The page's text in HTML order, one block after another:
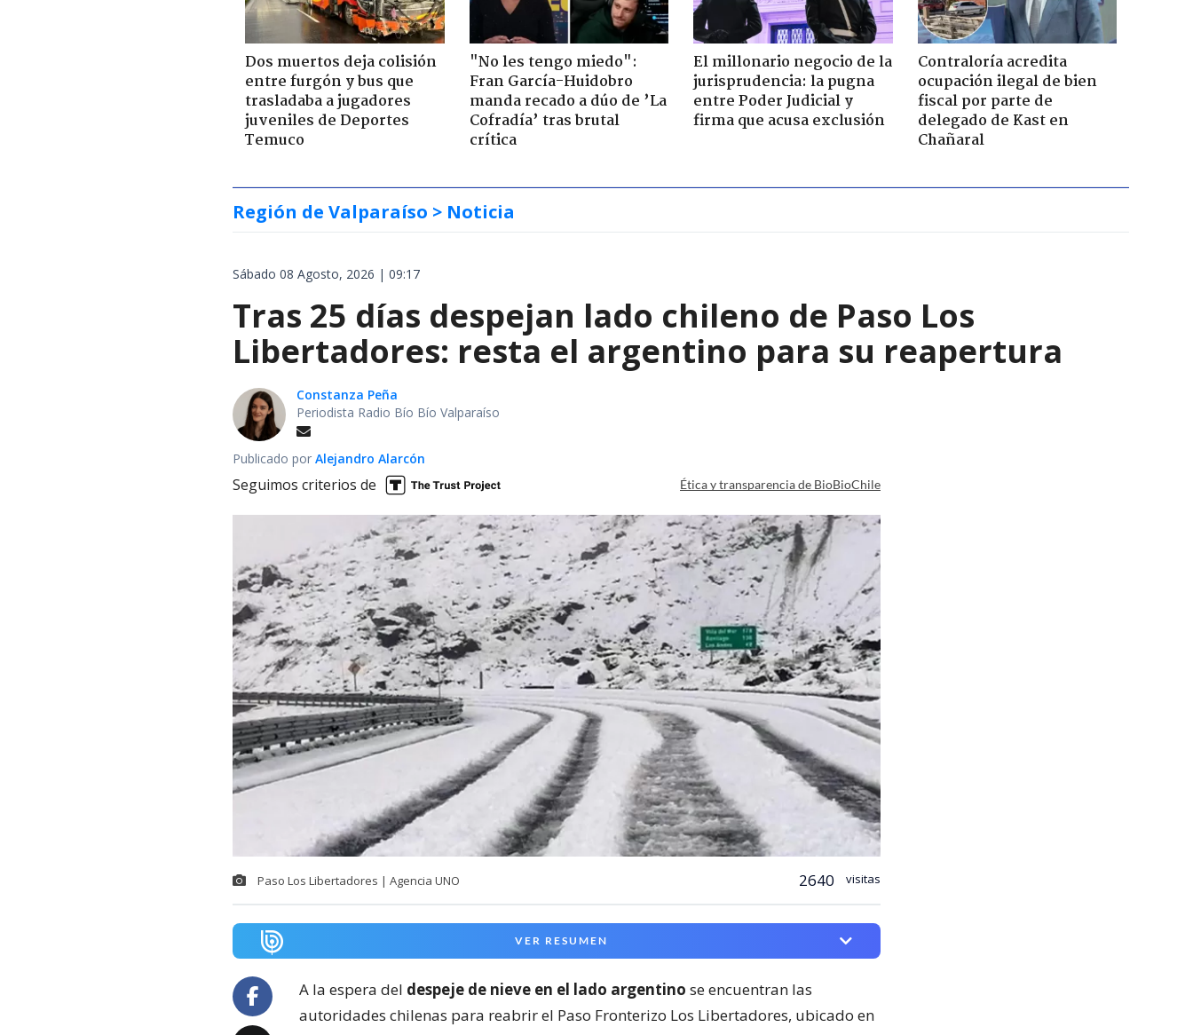
Dos muertos deja colisión
entre furgón y bus que
trasladaba a jugadores
juveniles de Deportes
Temuco
"No les tengo miedo":
Fran García-Huidobro
manda recado a dúo de ’La
Cofradía’ tras brutal
crítica
El millonario negocio de la
jurisprudencia: la pugna
entre Poder Judicial y
firma que acusa exclusión
Contraloría acredita
ocupación ilegal de bien
fiscal por parte de
delegado de Kast en
Chañaral
Región de Valparaíso > Noticia
Sábado 08 Agosto, 2026 | 09:17
Tras 25 días despejan lado chileno de Paso Los
Libertadores: resta el argentino para su reapertura
Constanza Peña
Periodista Radio Bío Bío Valparaíso
Publicado por Alejandro Alarcón
Seguimos criterios de Ética y transparencia de BioBioChile
Paso Los Libertadores | Agencia UNO 2640 visitas
VER RESUMEN
A la espera del despeje de nieve en el lado argentino se encuentran las
autoridades chilenas para reabrir el Paso Fronterizo Los Libertadores, ubicado en